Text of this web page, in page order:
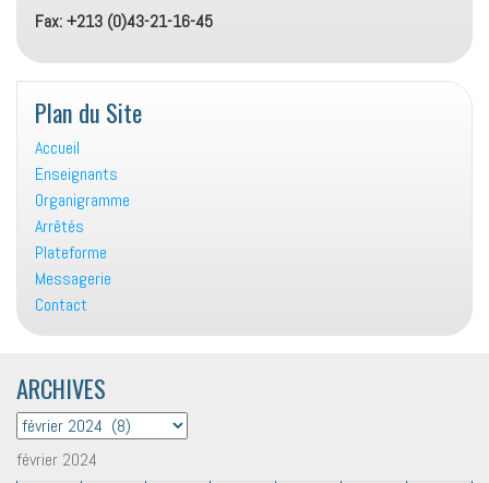
Fax: +213 (0)43-21-16-45
Plan du Site
Accueil
Enseignants
Organigramme
Arrêtés
Plateforme
Messagerie
Contact
ARCHIVES
ARCHIVES
février 2024